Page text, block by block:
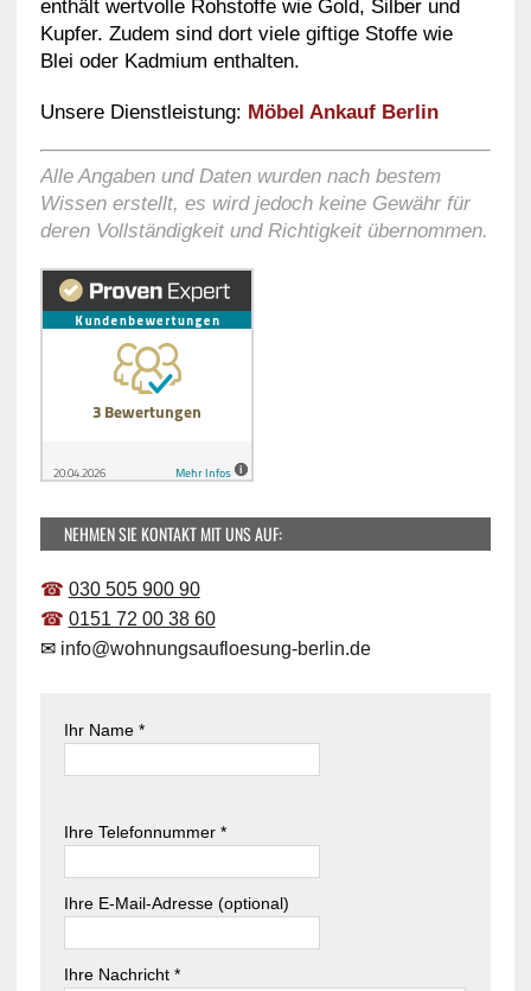
enthält wertvolle Rohstoffe wie Gold, Silber und
Kupfer. Zudem sind dort viele giftige Stoffe wie
Blei oder Kadmium enthalten.
Unsere Dienstleistung: Möbel Ankauf Berlin
Alle Angaben und Daten wurden nach bestem
Wissen erstellt, es wird jedoch keine Gewähr für
deren Vollständigkeit und Richtigkeit übernommen.
NEHMEN SIE KONTAKT MIT UNS AUF:
☎ 030 505 900 90
☎ 0151 72 00 38 60
✉ info@wohnungsaufloesung-berlin.de
Ihr Name *
t
e
l
a
s
i
t
e
l
a
Ihre Telefonnummer *
Ihre E-Mail-Adresse (optional)
Ihre Nachricht *